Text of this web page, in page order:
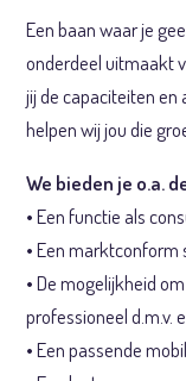
Een baan waar je
onderdeel uitmaakt
jij de capaciteiten
helpen wij jou die
We bieden je o.a.
• Een functie als
• Een marktconform
• De mogelijkheid
professioneel d.m.v.
• Een passende